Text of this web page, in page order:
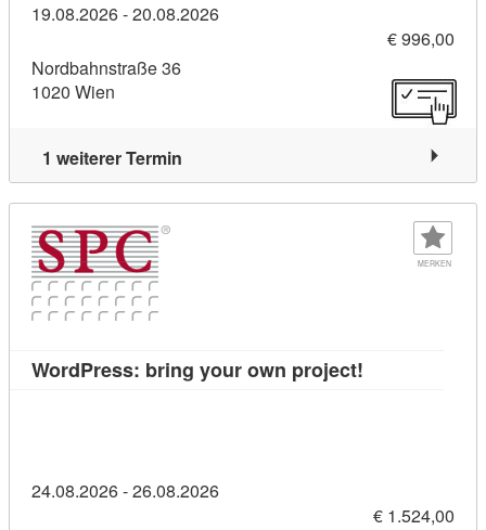
19.08.2026 - 20.08.2026
€ 996,00
Nordbahnstraße 36
1020 Wien
1 weiterer Termin
MERKEN
WordPress: bring your own project!
24.08.2026 - 26.08.2026
€ 1.524,00